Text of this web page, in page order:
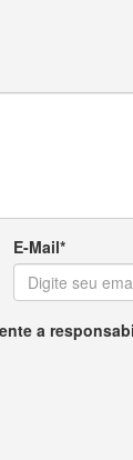
E-Mail*
a